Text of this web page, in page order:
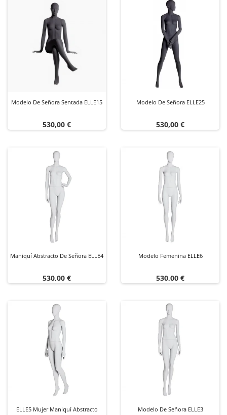
Modelo De Señora Sentada ELLE15
Precio
530,00 €
Modelo De Señora ELLE25
Precio
530,00 €
Maniquí Abstracto De Señora ELLE4
Precio
530,00 €
Modelo Femenina ELLE6
Precio
530,00 €
ELLE5 Mujer Maniquí Abstracto Modelo De Señora ELLE3